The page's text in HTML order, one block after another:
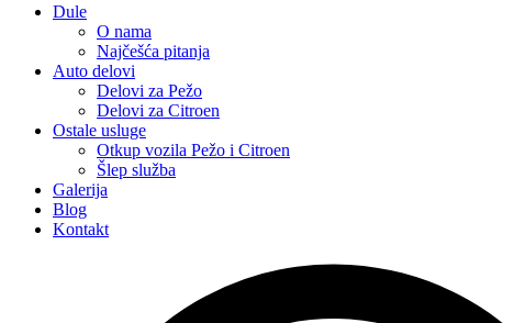
Dule
O nama
Najčešća pitanja
Auto delovi
Delovi za Pežo
Delovi za Citroen
Ostale usluge
Otkup vozila Pežo i Citroen
Šlep služba
Galerija
Blog
Kontakt